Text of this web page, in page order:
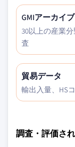
GMIアーカイブ
30以上の産業
査
貿易データ
輸出入量、HS
調査・評価さ